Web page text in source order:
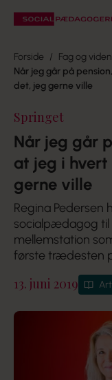
Forside
Fag og viden
Når jeg går på
det, jeg gerne ville
Springet
Når jeg går
at jeg i
gerne ville
Regina Pedersen
socialpædagog til
mellemstation
første trædesten
13. juni 2019